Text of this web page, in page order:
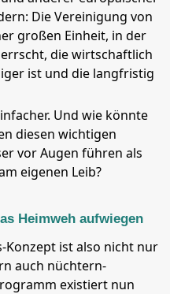
Die Vereinigung von
großen Einheit, in der
die wirtschaftlich
ist und die langfristig
Und wie könnte
diesen wichtigen
vor Augen führen als
eigenen Leib?
Heimweh aufwiegen
Konzept ist also nicht nur
auch nüchtern-
existiert nun